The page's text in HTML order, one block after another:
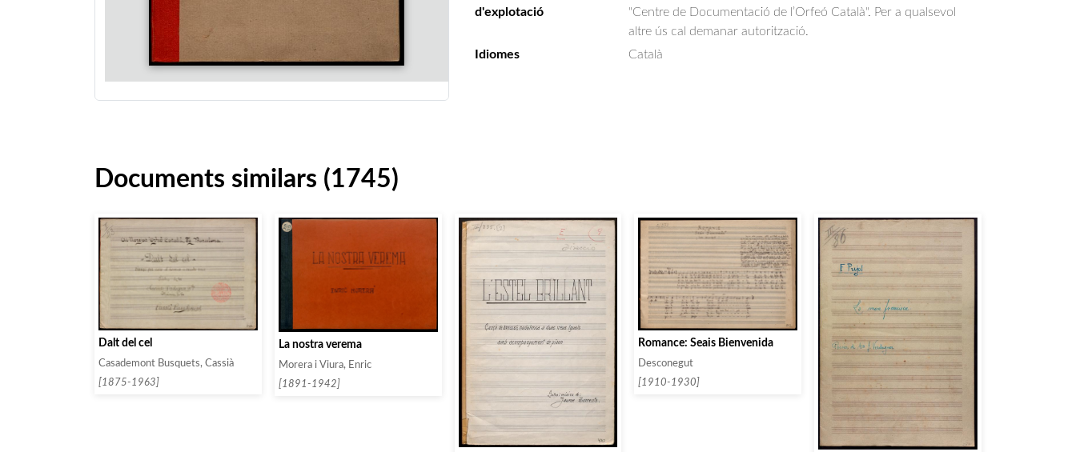
d'explotació
"Centre de Documentació de l’Orfeó Català". Per a qualsevol
altre ús cal demanar autorització.
Idiomes
Català
Documents similars (1745)
Dalt del cel
Casademont Busquets, Cassià
[1875-1963]
La nostra verema
Morera i Viura, Enric
[1891-1942]
Romance: Seais Bienvenida
Desconegut
[1910-1930]